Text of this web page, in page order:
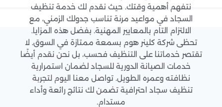
نتفهم أهمية وقتك. حيث نقدم لك خدمة تنظيف
السجاد في مواعيد مرنة تناسب جدولك الزمني، مع
الالتزام التام بالمعايير المهنية. بفضل هذه المزايا.
تحظى شركة كلينر هوم بسمعة ممتازة في السوق. لا
تقتصر خدماتنا على التنظيف فحسب، بل نحن نقدم أيضًا
خدمات الصيانة الدورية للسجاد لضمان استمرارية
نظافته وعمره الطويل. تواصل معنا اليوم لتجربة
تنظيف سجاد احترافية تضمن لك نتائج رائعة وأداء
مستدام.